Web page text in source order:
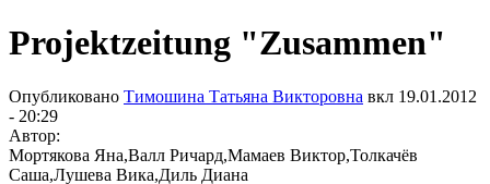
Projektzeitung "Zusammen"
Опубликовано Тимошина Татьяна Викторовна вкл 19.01.2012
- 20:29
Автор:
Мортякова Яна,Валл Ричард,Мамаев Виктор,Толкачёв
Саша,Лушева Вика,Диль Диана